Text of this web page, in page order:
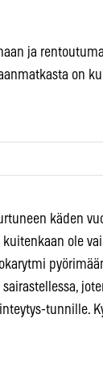
ja
on
käden
kuitenkaan ole
tunnille.